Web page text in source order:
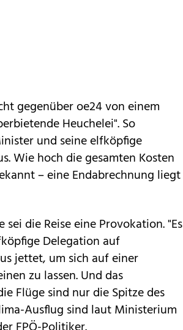
gegenüber oe24 von einem
Heuchelei". So
und seine elfköpfige
Wie hoch die gesamten Kosten
– eine Endabrechnung liegt
die Reise eine Provokation. "Es
Delegation auf
jettet, um sich auf einer
zu lassen. Und das
Flüge sind nur die Spitze des
Ausflug sind laut Ministerium